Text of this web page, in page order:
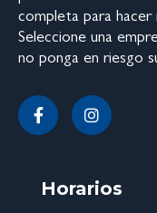
completa para
Seleccione una
no ponga en riesgo
Horarios